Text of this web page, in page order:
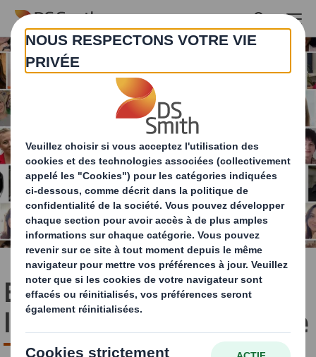
Skip to main content
Effacer les préjugés dans
l'industrie manufacturière